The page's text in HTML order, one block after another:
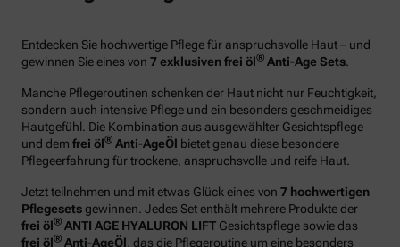
Entdecken Sie hochwertige Pflege für anspruchsvolle Haut – und
gewinnen Sie eines von 7 exklusiven frei öl® Anti-Age Sets
Manche Pflegeroutinen schenken der Haut nicht nur Feuchtigkeit,
sondern auch intensive Pflege und ein besonders geschmeidiges
Hautgefühl. Die Kombination aus ausgewählter Gesichtspflege
und dem frei öl® Anti-AgeÖl bietet genau diese besondere
Pflegeerfahrung für trockene, anspruchsvolle und reife Haut.
Jetzt teilnehmen und mit etwas Glück eines von 7 hochwertigen
Pflegesetsgewinnen. Jedes Set enthält mehrere Produkte der
frei öl® ANTI AGE HYALURON LIFT Gesichtspflege sowie das
frei öl® Anti-AgeÖl , das die Pflegeroutine um eine besonders